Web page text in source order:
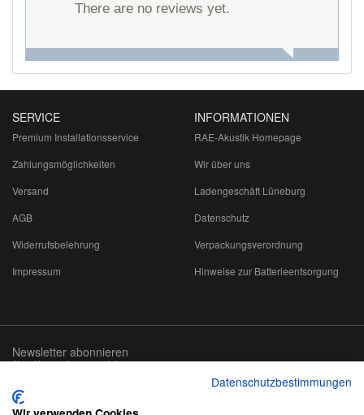
There are no reviews yet.
SERVICE
Premium Installationsservice
Zahlungsmöglichkeiten
Versand
AGB
Widerrufsbelehrung
Impressum
INFORMATIONEN
RAE-Akustik Homepage
Wir über uns
Ladengeschäft Lüneburg
Datenschutz
Verpackungsverordnung
Hinweise zur Batterieentsorgung
Newsletter abonnieren
Abmeldung jederzeit möglich
Adresse
abonnieren
Datenschutzbestimmungen